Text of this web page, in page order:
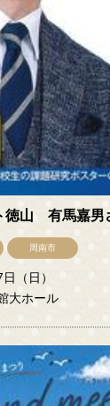
徳山 有馬嘉男
周南市
（日）
大ホール